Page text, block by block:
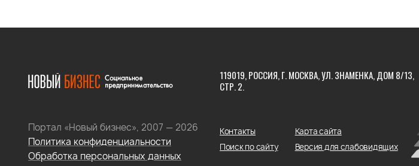
119019, РОССИЯ, Г. МОСКВА, УЛ. ЗНАМЕНКА, ДОМ 8/13,
СТР. 2.
Портал «Новый бизнес», 2007 — 2026
Политика конфиденциальности
Обработка персональных данных
Контакты
Карта сайта
Поиск по сайту
Версия для слабовидящих